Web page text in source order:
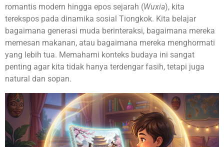
romantis modern hingga epos sejarah (Wuxia), kita
terekspos pada dinamika sosial Tiongkok. Kita belajar
bagaimana generasi muda berinteraksi, bagaimana mereka
memesan makanan, atau bagaimana mereka menghormati
yang lebih tua. Memahami konteks budaya ini sangat
penting agar kita tidak hanya terdengar fasih, tetapi juga
natural dan sopan.